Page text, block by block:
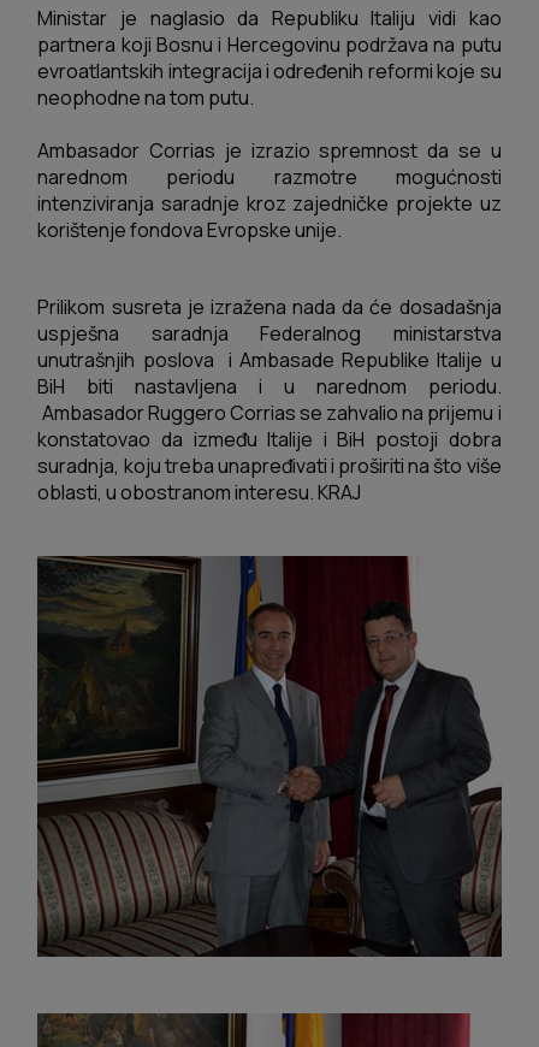
Ministar je naglasio da Republiku Italiju vidi kao
partnera koji Bosnu i Hercegovinu podržava na putu
evroatlantskih integracija i određenih reformi koje su
neophodne na tom putu.
Ambasador Corrias je izrazio spremnost da se u
narednom periodu razmotre mogućnosti
intenziviranja saradnje kroz zajedničke projekte uz
korištenje fondova Evropske unije.
Prilikom susreta je izražena nada da će dosadašnja
uspješna saradnja Federalnog ministarstva
unutrašnjih poslova i Ambasade Republike Italije u
BiH biti nastavljena i u narednom periodu.
Ambasador Ruggero Corrias se zahvalio na prijemu i
konstatovao da između Italije i BiH postoji dobra
suradnja, koju treba unapređivati i proširiti na što više
oblasti, u obostranom interesu. KRAJ